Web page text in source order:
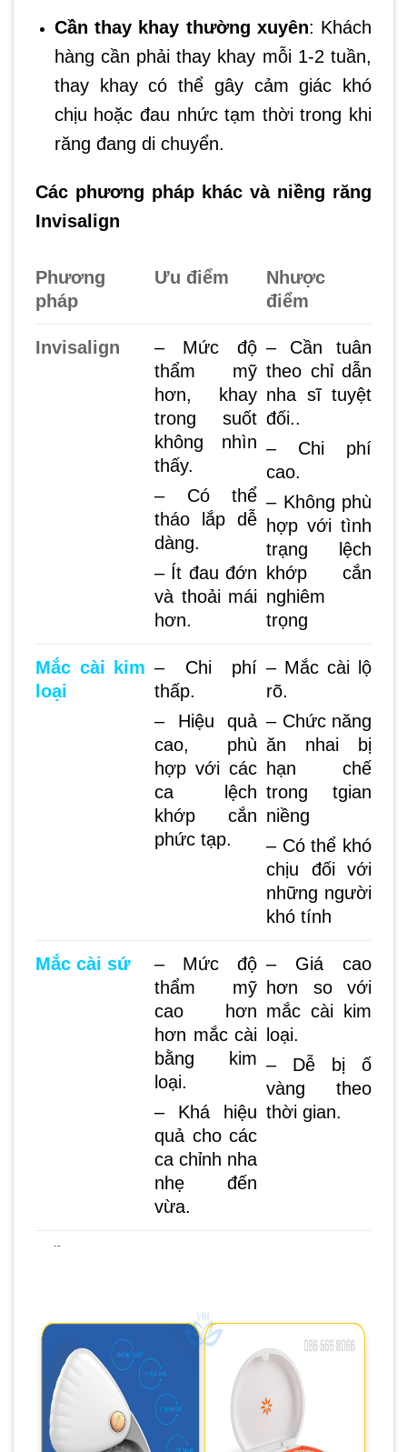
Cần thay khay thường xuyên: Khách
hàng cần phải thay khay mỗi 1-2 tuần,
thay khay có thể gây cảm giác khó
chịu hoặc đau nhức tạm thời trong khi
răng đang di chuyển.
Các phương pháp khác và niềng răng
Invisalign
Phương
pháp
Ưu điểm
Nhược
điểm
Invisalign
– Mức độ
thẩm mỹ
hơn, khay
trong suốt
không nhìn
thấy.
– Có thể
tháo lắp dễ
dàng.
– Ít đau đớn
và thoải mái
hơn.
– Cần tuân
theo chỉ dẫn
nha sĩ tuyệt
đối..
– Chi phí
cao.
– Không phù
hợp với tình
trạng lệch
khớp cắn
nghiêm
trọng
Mắc cài kim
loại
– Chi phí
thấp.
– Hiệu quả
cao, phù
hợp với các
ca lệch
khớp cắn
phức tạp.
– Mắc cài lộ
rõ.
– Chức năng
ăn nhai bị
hạn chế
trong tgian
niềng
– Có thể khó
chịu đối với
những người
khó tính
Mắc cài sứ
– Mức độ
thẩm mỹ
cao hơn
hơn mắc cài
bằng kim
loại.
– Khá hiệu
quả cho các
ca chỉnh nha
nhẹ đến
vừa.
– Giá cao
hơn so với
mắc cài kim
loại.
– Dễ bị ố
vàng theo
thời gian.
– Tính thẩm
mỹ cao
– Hiệu quả
tốt cho các
ca phức tạp
– Có thể gây
khó chịu hơn
khi đeo.
– Chi phí
cao.